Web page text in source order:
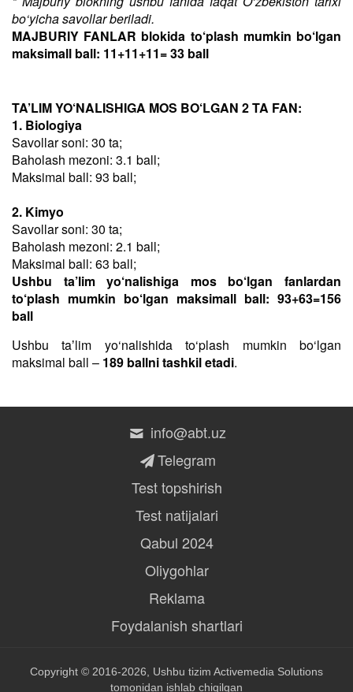
bo‘yicha savollar beriladi.
MAJBURIY FANLAR blokida to‘plash mumkin bo‘lgan
maksimall ball: 11+11+11= 33 ball
TA’LIM YO‘NALISHIGA MOS BO‘LGAN 2 TA FAN:
1. Biologiya
Savollar soni: 30 ta;
Baholash mezoni: 3.1 ball;
Maksimal ball: 93 ball;
2. Kimyo
Savollar soni: 30 ta;
Baholash mezoni: 2.1 ball;
Maksimal ball: 63 ball;
Ushbu ta’lim yo‘nalishiga mos bo‘lgan fanlardan
to‘plash mumkin bo‘lgan maksimall ball: 93+63=156
ball
Ushbu taʼlim yo‘nalishida to‘plash mumkin bo‘lgan
maksimal ball – 189 ballni tashkil etadi.
info@abt.uz
Telegram
Test topshirish
Test natijalari
Qabul 2024
Oliygohlar
Reklama
Foydalanish shartlari
Copyright © 2016-2026, Ushbu tizim Activemedia Solutions
tomonidan ishlab chiqilgan